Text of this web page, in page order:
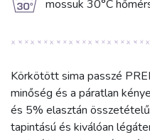
g mossuk 30°C
Körkötött sima passzé
minőség és a páratlan
és 5% elasztán
tapintású és kiválóan